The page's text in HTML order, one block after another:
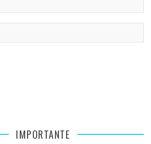
IMPORTANTE